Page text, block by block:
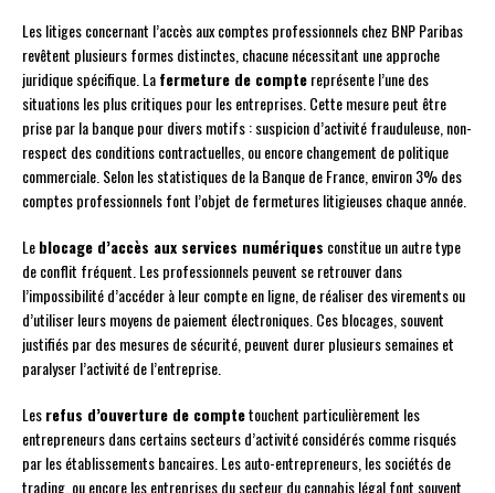
Les litiges concernant l’accès aux comptes professionnels chez BNP Paribas
revêtent plusieurs formes distinctes, chacune nécessitant une approche
juridique spécifique. Lafermeture de comptereprésente l’une des
situations les plus critiques pour les entreprises. Cette mesure peut être
prise par la banque pour divers motifs : suspicion d’activité frauduleuse, non-
respect des conditions contractuelles, ou encore changement de politique
commerciale. Selon les statistiques de la Banque de France, environ 3% des
comptes professionnels font l’objet de fermetures litigieuses chaque année.
Leblocage d’accès aux services numériques constitue un autre type
de conflit fréquent. Les professionnels peuvent se retrouver dans
l’impossibilité d’accéder à leur compte en ligne, de réaliser des virements ou
d’utiliser leurs moyens de paiement électroniques. Ces blocages, souvent
justifiés par des mesures de sécurité, peuvent durer plusieurs semaines et
paralyser l’activité de l’entreprise.
Lesrefus d’ouverture de comptetouchent particulièrement les
entrepreneurs dans certains secteurs d’activité considérés comme risqués
par les établissements bancaires. Les auto-entrepreneurs, les sociétés de
trading, ou encore les entreprises du secteur du cannabis légal font souvent